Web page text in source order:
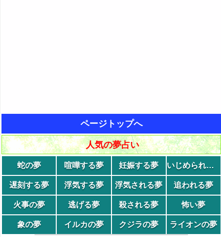
ページトップへ
人気の夢占い
蛇の夢 喧嘩する夢 妊娠する夢 いじめられる夢
遅刻する夢 浮気する夢 浮気される夢 追われる夢
火事の夢 逃げる夢 殺される夢 怖い夢
象の夢 イルカの夢 クジラの夢 ライオンの夢